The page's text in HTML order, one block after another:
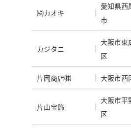
㈱カオキ
愛知県西
市
カジタニ
大阪市東
区
片岡商店㈱ 大阪市西
片山宝飾
大阪市平
区